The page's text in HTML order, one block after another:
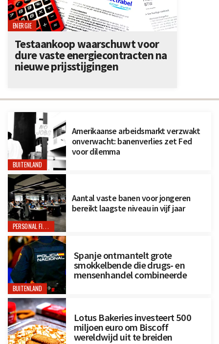
BUITENLAND
Amerikaanse arbeidsmarkt verzwakt
onverwacht: banenverlies zet Fed
voor dilemma
PERSONAL FINANCE
Aantal vaste banen voor jongeren
bereikt laagste niveau in vijf jaar
BUITENLAND
Spanje ontmantelt grote
smokkelbende die drugs- en
mensenhandel combineerde
Lotus Bakeries investeert 500
miljoen euro om Biscoff
wereldwijd uit te breiden
ENERGIE
Testaankoop waarschuwt voor
dure vaste energiecontracten na
nieuwe prijsstijgingen